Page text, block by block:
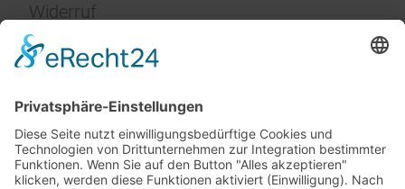
Widerruf
Impressum
Service